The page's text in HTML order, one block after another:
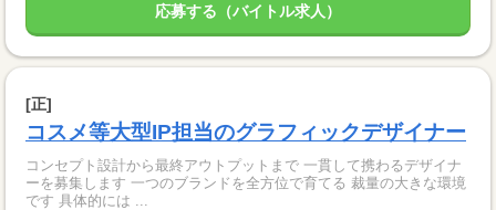
応募する（バイトル求人）
[正]
コスメ等大型IP担当のグラフィックデザイナー
コンセプト設計から最終アウトプットまで 一貫して携わるデザイナ
ーを募集します 一つのブランドを全方位で育てる 裁量の大きな環境
です 具体的には ...